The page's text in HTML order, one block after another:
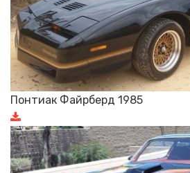
Понтиак Файрберд 1985